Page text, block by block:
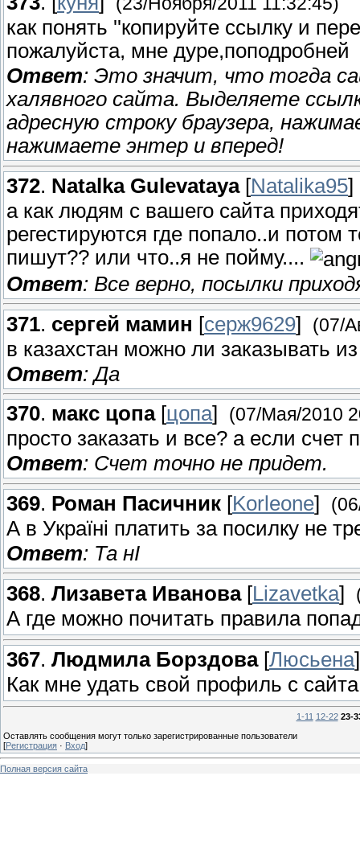
как понять ''копируйте ссылку и
пожалуйста, мне дуре,поподробней
Ответ: Это значит, что тогда
халявного сайта. Выделяете
адресную строку браузера,
нажимаете энтер и вперед!
372. Natalka Gulevataya [Natalika95]
а как людям с вашего сайта
регестируются где попало..и потом
пишут?? или что..я не пойму....
Ответ: Все верно, посылки
371. сергей мамин [серж9629] (07/
в казахстан можно ли заказывать
Ответ: Да
370. макс цопа [цопа] (07/Мая/2010
просто заказать и все? а если
Ответ: Счет точно не придет.
369. Роман Пасичник [Korleone]
А в Україні платить за посилку не
Ответ: Та нI
368. Лизавета Иванова [Lizavetka]
А где можно почитать правила
367. Людмила Борздова [Люсьена]
Как мне удать свой профиль с
1-11 12-22 23-
Оставлять сообщения могут только зарегистрированные пользователи
[Регистрация · Вход]
Полная версия сайта